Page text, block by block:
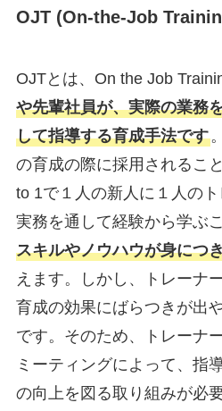
OJT (On-the-Job
OJTとは、On the Job
や先輩社員が、実際の業務
して指導する育成手法です
の育成の際に採用されるこ
to 1で１人の新人に１人のト
実務を通して経験から学ぶこ
スキルやノウハウが身につ
えます。しかし、トレーナ
育成の効果にばらつきが出
です。そのため、トレーナ
ミーティングによって、指
の向上を図る取り組みが必要